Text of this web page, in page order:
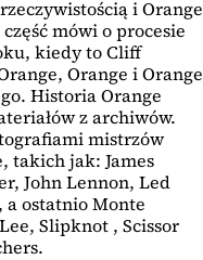
i Orange
mówi o procesie
kiedy to Cliff
Orange i Orange
Historia Orange
z archiwów.
mistrzów
takich jak: James
John Lennon, Led
a ostatnio Monte
Slipknot , Scissor